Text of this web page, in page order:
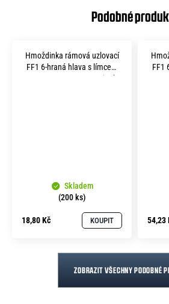
Hmoždinka rámová uzlovací
FF1 6-hraná hlava s límcem
Skladem
(200 ks)
18,80 Kč KOUPIT
FF1 6-hraná hlava s límcem
54,23
ZOBRAZIT VŠECHNY PODOBNÉ